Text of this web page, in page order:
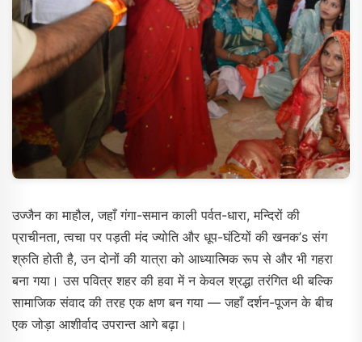
उज्जैन का माहौल, जहाँ गंगा-समान काली पर्वत-धारा, मन्दिरों की
प्राचीनता, त्वचा पर पड़ती मंद ज्योति और धूप-घंटियों की खनक’s संग
श्रुति होती है, उन दोनों की यात्रा को आध्यात्मिक रूप से और भी गहरा
बना गया। उस पवित्र शहर की हवा में न केवल श्रद्धा तरंगित थी बल्कि
सामाजिक संवाद की तरह एक क्षण बन गया — जहाँ दर्शन-पूजन के बीच
एक जोड़ा आशीर्वाद उपरान्त आगे बढ़ा।